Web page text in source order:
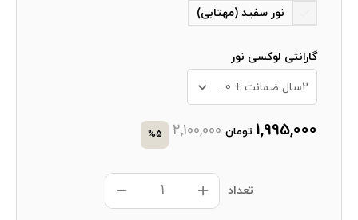
نور سفید (مهتابی)
گارانتی لوکسی نور
2سال ضمانت + 10 سال خدمات پس از فروش
1,995,000 تومان 2,100,000
%5
تعداد